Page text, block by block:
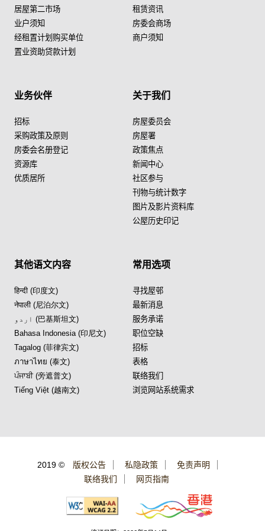
居屋第二市场
业户须知
经租置计划购买单位
置业资助贷款计划
租赁资讯
房委会商场
商户须知
业务伙伴
招标
采购政策及原则
房委会名册登记
资源库
优质居所
关于我们
房屋委员会
房屋署
政策焦点
新闻中心
社区参与
刊物与统计数字
图片及影片资料库
公屋历史印记
其他语文内容
हिन्दी (印度文)
नेपाली (尼泊尔文)
اردو (巴基斯坦文)
Bahasa Indonesia (印尼文)
Tagalog (菲律宾文)
ภาษาไทย (泰文)
ਪੰਜਾਬੀ (旁遮普文)
Tiếng Việt (越南文)
常用选项
寻找屋邨
最新消息
服务承诺
职位空缺
招标
表格
联络我们
浏览网站系统需求
2019 © 版权公告 私隐政策
免责声明
联络我们
网页指南